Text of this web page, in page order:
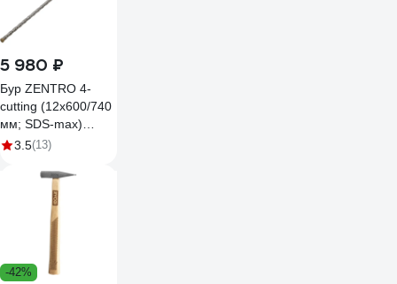
5 980 ₽
Бур ZENTRO 4-
cutting (12x600/740
мм; SDS-max)
D.BOR 3902
3.5(13)
-42%